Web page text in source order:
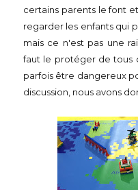
certains parents le font
regarder les enfants qui
mais ce n'est pas une
faut le protéger de tous
parfois être dangereux
discussion, nous avons